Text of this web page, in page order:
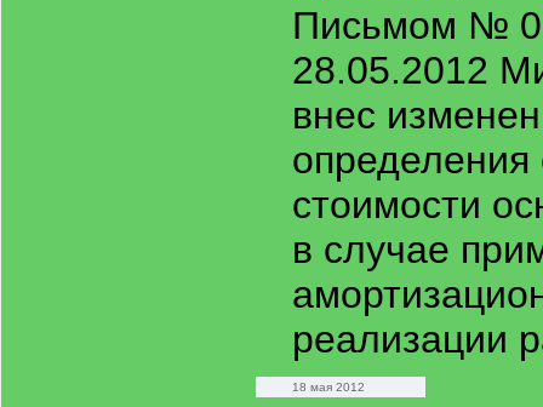
Письмом №
28.05.2012
внес
определения
стоимости
в случае
реализации
18 мая 2012